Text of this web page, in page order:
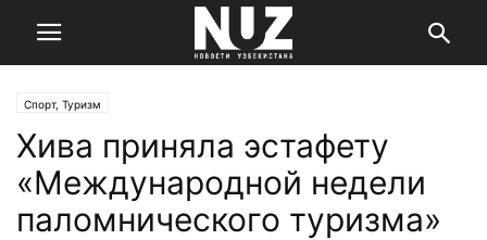
Спорт, Туризм
Хива приняла эстафету
«Международной недели
паломнического туризма»